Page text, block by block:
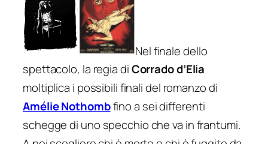
Nel finale dello
spettacolo, la regia diCorrado d’Elia
moltiplica i possibili finali del romanzo di
Amélie Nothombfino a sei differenti
schegge di uno specchio che va in frantumi.